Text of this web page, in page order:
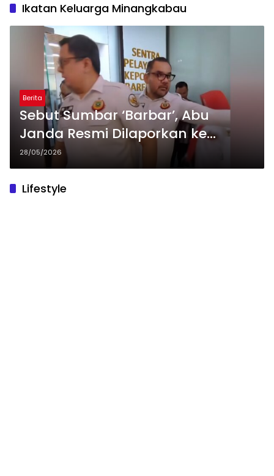
Ikatan Keluarga Minangkabau
Berita
Sebut Sumbar ‘Barbar’, Abu
Janda Resmi Dilaporkan ke
Bareskrim dengan Dugaan Pasal
242 KUHP
28/05/2026
Lifestyle